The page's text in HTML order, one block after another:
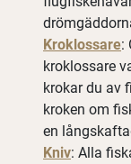
Kroklossare:
kroklossare
krokar du av
kroken om
en
Kniv: Alla